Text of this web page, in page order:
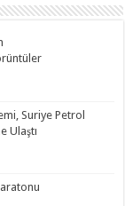
Suriye Petrol
Ulaştı